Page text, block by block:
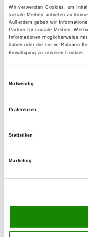
Wir verwenden Cookies, um
soziale Medien anbieten zu
Außerdem geben wir
Partner für soziale Medien,
Informationen möglicherweise
haben oder die sie im Rahmen
Einwilligung zu unseren Cookies,
Notwendig
Präferenzen
Statistiken
Marketing
Manfred
Sindorfer Str.
50189 Elsdorf
Numero di
02271 62708
E-Mail:
Übungszeiten
Übungszeiten
Freitag